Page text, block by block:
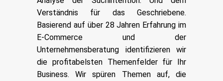
Verständnis für das Geschriebene.
Basierend auf über 28 Jahren Erfahrung im
E-Commerce und der
Unternehmensberatung identifizieren wir
die profitabelsten Themenfelder für Ihr
Business. Wir spüren Themen auf, die